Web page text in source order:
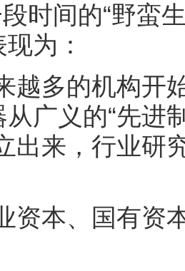
时间的“野蛮
为：
越多的机构开
广义的“先进
出来，行业研
资本、国有资